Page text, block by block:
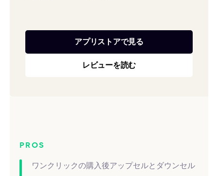
アプリストアで見る
レビューを読む
PROS
ワンクリックの購入後アップセルとダウンセル